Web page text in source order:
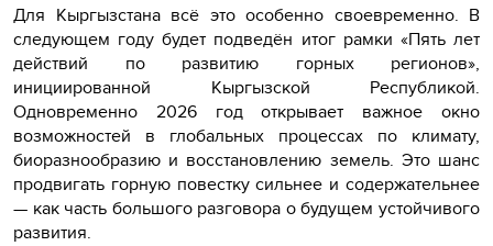
Для Кыргызстана всё это особенно своевременно. В
следующем году будет подведён итог рамки «Пять лет
действий по развитию горных регионов»,
инициированной Кыргызской Республикой.
Одновременно 2026 год открывает важное окно
возможностей в глобальных процессах по климату,
биоразнообразию и восстановлению земель. Это шанс
продвигать горную повестку сильнее и содержательнее
— как часть большого разговора о будущем устойчивого
развития.